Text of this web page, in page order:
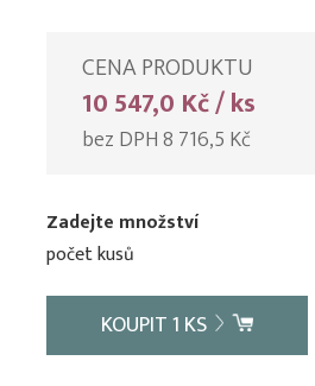
CENA PRODUKTU
10 547,0 Kč / ks
bez DPH 8 716,5 Kč
Zadejte množství
počet kusů
KOUPIT1 KS